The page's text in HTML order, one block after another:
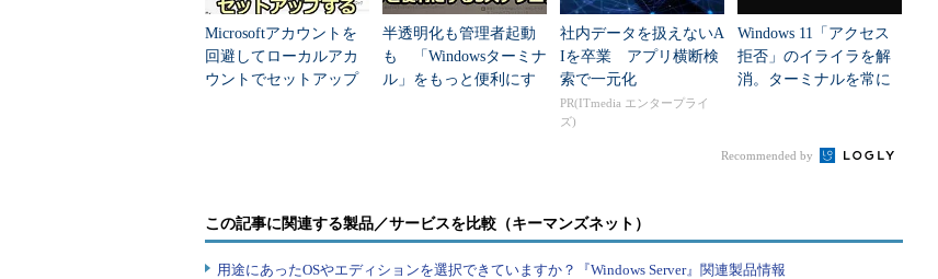
コマンドプロンプト側では、実行ファイルの拡張子は省略してもプログラムを起動で
きるが、WSL側から起動する場合は.exeや.batなどの拡張子も含めて全て指定する必要が
ある（ただしバッチでは実行できないコマンドが多くあるので注意。詳細は後述の「バ
ッチファイルを実行したい場合は、利用できるコマンドに注意」参照）。CUIのツールだ
Microsoftアカウントを
回避してローカルアカ
ウントでセットアップ
半透明化も管理者起動
も 「Windowsターミナ
ル」をもっと便利にす
社内データを扱えないA
Iを卒業 アプリ横断検
索で一元化
PR(ITmedia エンタープライ
ズ)
Windows 11「アクセス
拒否」のイライラを解
消。ターミナルを常に
Recommended by
この記事に関連する製品／サービスを比較（キーマンズネット）
用途にあったOSやエディションを選択できていますか？『Windows Server』関連製品情報